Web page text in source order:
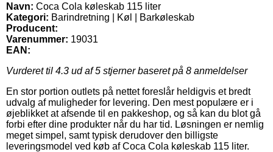
Navn: Coca Cola køleskab 115 liter
Kategori: Barindretning | Køl | Barkøleskab
Producent:
Varenummer: 19031
EAN:
Vurderet til 4.3 ud af 5 stjerner baseret på 8 anmeldelser
En stor portion outlets på nettet foreslår heldigvis et bredt
udvalg af muligheder for levering. Den mest populære er i
øjeblikket at afsende til en pakkeshop, og så kan du blot gå
forbi efter dine produkter når du har tid. Løsningen er nemlig
meget simpel, samt typisk derudover den billigste
leveringsmodel ved køb af Coca Cola køleskab 115 liter.